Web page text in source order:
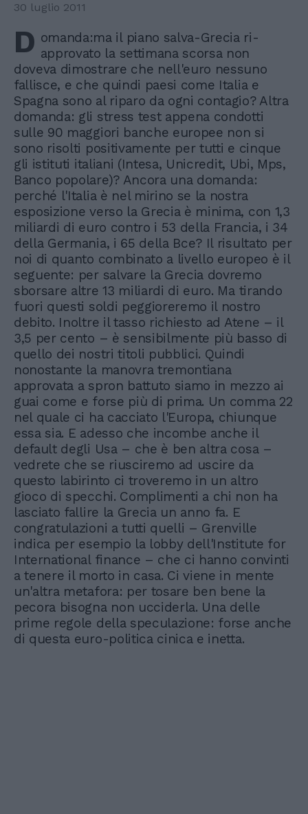
30 luglio 2011
D omanda:ma il piano salva-Grecia ri-
approvato la settimana scorsa non
doveva dimostrare che nell'euro nessuno
fallisce, e che quindi paesi come Italia e
Spagna sono al riparo da ogni contagio? Altra
domanda: gli stress test appena condotti
sulle 90 maggiori banche europee non si
sono risolti positivamente per tutti e cinque
gli istituti italiani (Intesa, Unicredit, Ubi, Mps,
Banco popolare)? Ancora una domanda:
perché l'Italia è nel mirino se la nostra
esposizione verso la Grecia è minima, con 1,3
miliardi di euro contro i 53 della Francia, i 34
della Germania, i 65 della Bce? Il risultato per
noi di quanto combinato a livello europeo è il
seguente: per salvare la Grecia dovremo
sborsare altre 13 miliardi di euro. Ma tirando
fuori questi soldi peggioreremo il nostro
debito. Inoltre il tasso richiesto ad Atene – il
3,5 per cento – è sensibilmente più basso di
quello dei nostri titoli pubblici. Quindi
nonostante la manovra tremontiana
approvata a spron battuto siamo in mezzo ai
guai come e forse più di prima. Un comma 22
nel quale ci ha cacciato l'Europa, chiunque
essa sia. E adesso che incombe anche il
default degli Usa – che è ben altra cosa –
vedrete che se riusciremo ad uscire da
questo labirinto ci troveremo in un altro
gioco di specchi. Complimenti a chi non ha
lasciato fallire la Grecia un anno fa. E
congratulazioni a tutti quelli – Grenville
indica per esempio la lobby dell'Institute for
International finance – che ci hanno convinti
a tenere il morto in casa. Ci viene in mente
un'altra metafora: per tosare ben bene la
pecora bisogna non ucciderla. Una delle
prime regole della speculazione: forse anche
di questa euro-politica cinica e inetta.